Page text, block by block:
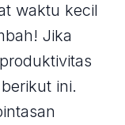
waktu kecil
Jika
berikut ini.